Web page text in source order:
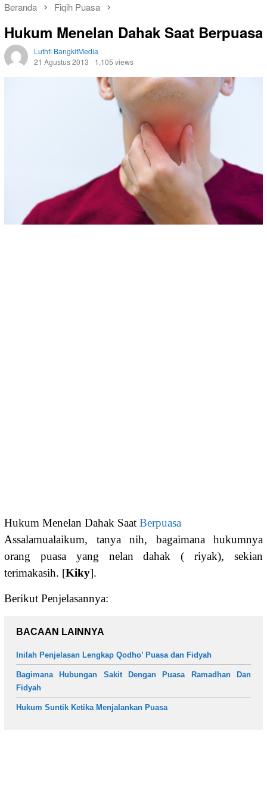
Beranda Fiqih Puasa
Hukum Menelan Dahak Saat Berpuasa
Luthfi BangkitMedia
21 Agustus 2013
1,105 views
Hukum Menelan Dahak Saat Berpuasa
Assalamualaikum, tanya nih, bagaimana hukumnya
orang puasa yang nelan dahak ( riyak), sekian
terimakasih. [Kiky].
Berikut Penjelasannya:
BACAAN LAINNYA
Inilah Penjelasan Lengkap Qodho’ Puasa dan Fidyah
Bagimana Hubungan Sakit Dengan Puasa Ramadhan Dan
Fidyah
Hukum Suntik Ketika Menjalankan Puasa